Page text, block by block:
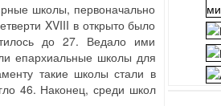
школы, первоначально
XVIII в открыто было
до 27. Ведало ими
епархиальные школы для
такие школы стали в
46. Наконец, среди школ